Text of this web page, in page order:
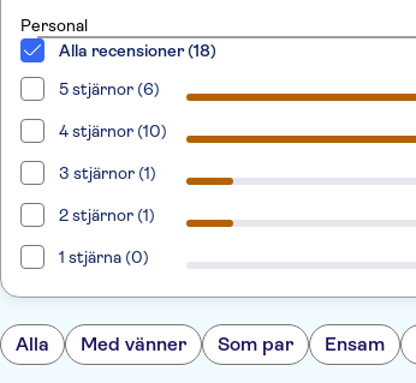
Personal
Alla recensioner (18)
5 stjärnor (6)
4 stjärnor (10)
3 stjärnor (1)
2 stjärnor (1)
1 stjärna (0)
Alla Med vänner Som par Ensam